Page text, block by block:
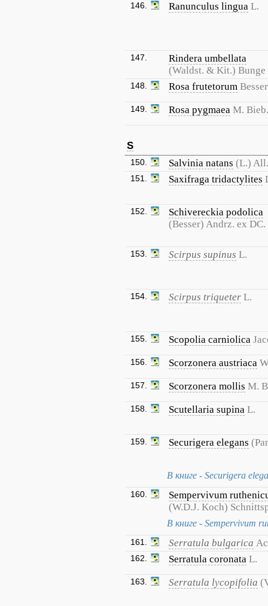
146. Ranunculus lingua L.
147.
Rindera umbellata
(Waldst. & Kit.) Bunge
148. Rosa frutetorum Besser
149. Rosa pygmaea M. Bieb.
S
150. Salvinia natans (L.) All.
151. Saxifraga tridactylites
152.
Schivereckia podolica
(Besser) Andrz. ex DC.
153. Scirpus supinus L.
154. Scirpus triqueter L.
155. Scopolia carniolica
156. Scorzonera austriaca
157. Scorzonera mollis M.
158. Scutellaria supina L.
159. Securigera elegans
В книге - Securigera
160.
Sempervivum
(W.D.J. Koch)
В книге - Sempervivum
161. Serratula bulgarica
162. Serratula coronata L.
163. Serratula lycopifolia